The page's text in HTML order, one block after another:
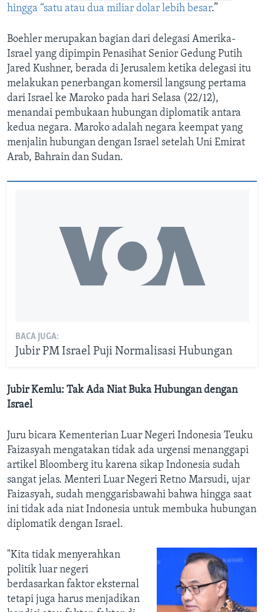
hingga “satu atau dua miliar dolar lebih besar.”
Boehler merupakan bagian dari delegasi Amerika-
Israel yang dipimpin Penasihat Senior Gedung Putih
Jared Kushner, berada di Jerusalem ketika delegasi itu
melakukan penerbangan komersil langsung pertama
dari Israel ke Maroko pada hari Selasa (22/12),
menandai pembukaan hubungan diplomatik antara
kedua negara. Maroko adalah negara keempat yang
menjalin hubungan dengan Israel setelah Uni Emirat
Arab, Bahrain dan Sudan.
BACA JUGA:
Jubir PM Israel Puji Normalisasi Hubungan
Jubir Kemlu: Tak Ada Niat Buka Hubungan dengan
Israel
Juru bicara Kementerian Luar Negeri Indonesia Teuku
Faizasyah mengatakan tidak ada urgensi menanggapi
artikel Bloomberg itu karena sikap Indonesia sudah
sangat jelas. Menteri Luar Negeri Retno Marsudi, ujar
Faizasyah, sudah menggarisbawahi bahwa hingga saat
ini tidak ada niat Indonesia untuk membuka hubungan
diplomatik dengan Israel.
"Kita tidak menyerahkan
politik luar negeri
berdasarkan faktor eksternal
tetapi juga harus menjadikan